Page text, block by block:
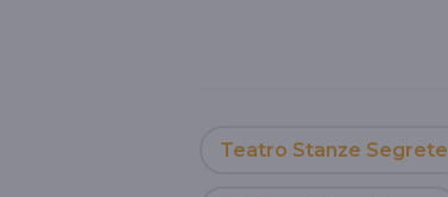
Teatro Stanze Segrete